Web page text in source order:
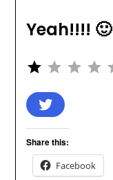
Yeah!!!! 🙂
⭐
Twitter
Share this:
Facebook